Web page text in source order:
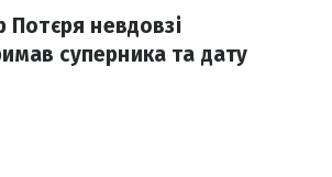
Потєря невдовзі
суперника та дату